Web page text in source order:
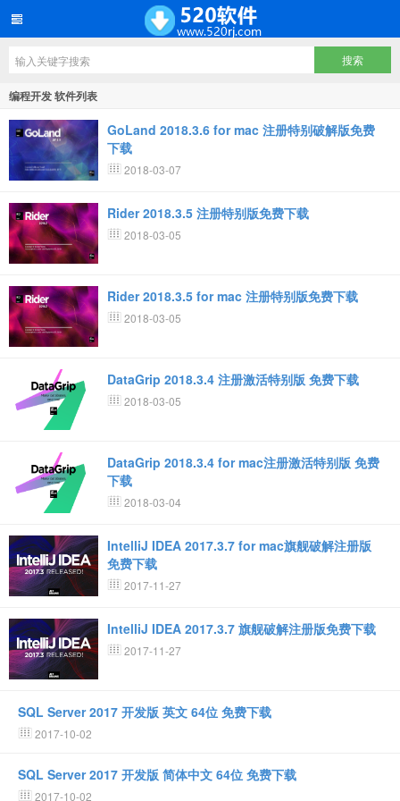
编程开发 软件列表
GoLand 2018.3.6 for mac 注册特别破解版免费
下载
2018-03-07
Rider 2018.3.5 注册特别版免费下载
2018-03-05
Rider 2018.3.5 for mac 注册特别版免费下载
2018-03-05
DataGrip 2018.3.4 注册激活特别版 免费下载
2018-03-05
DataGrip 2018.3.4 for mac注册激活特别版 免费
下载
2018-03-04
IntelliJ IDEA 2017.3.7 for mac旗舰破解注册版
免费下载
2017-11-27
IntelliJ IDEA 2017.3.7 旗舰破解注册版免费下载
2017-11-27
SQL Server 2017 开发版 英文 64位 免费下载
2017-10-02
SQL Server 2017 开发版 简体中文 64位 免费下载
2017-10-02